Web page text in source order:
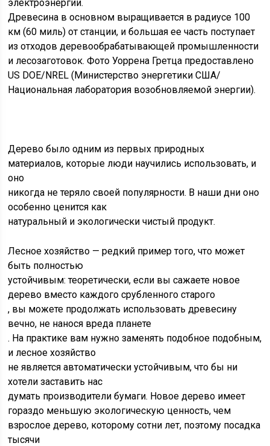
электроэнергии.
Древесина в основном выращивается в радиусе 100
км (60 миль) от станции, и большая ее часть поступает
из отходов деревообрабатывающей промышленности
и лесозаготовок. Фото Уоррена Гретца предоставлено
US DOE/NREL (Министерство энергетики США/
Национальная лаборатория возобновляемой энергии).
Дерево было одним из первых природных
материалов, которые люди научились использовать, и
оно
никогда не теряло своей популярности. В наши дни оно
особенно ценится как
натуральный и экологически чистый продукт.
Лесное хозяйство — редкий пример того, что может
быть полностью
устойчивым: теоретически, если вы сажаете новое
дерево вместо каждого срубленного старого
, вы можете продолжать использовать древесину
вечно, не нанося вреда планете
. На практике вам нужно заменять подобное подобным,
и лесное хозяйство
не является автоматически устойчивым, что бы ни
хотели заставить нас
думать производители бумаги. Новое дерево имеет
гораздо меньшую экологическую ценность, чем
взрослое дерево, которому сотни лет, поэтому посадка
тысячи